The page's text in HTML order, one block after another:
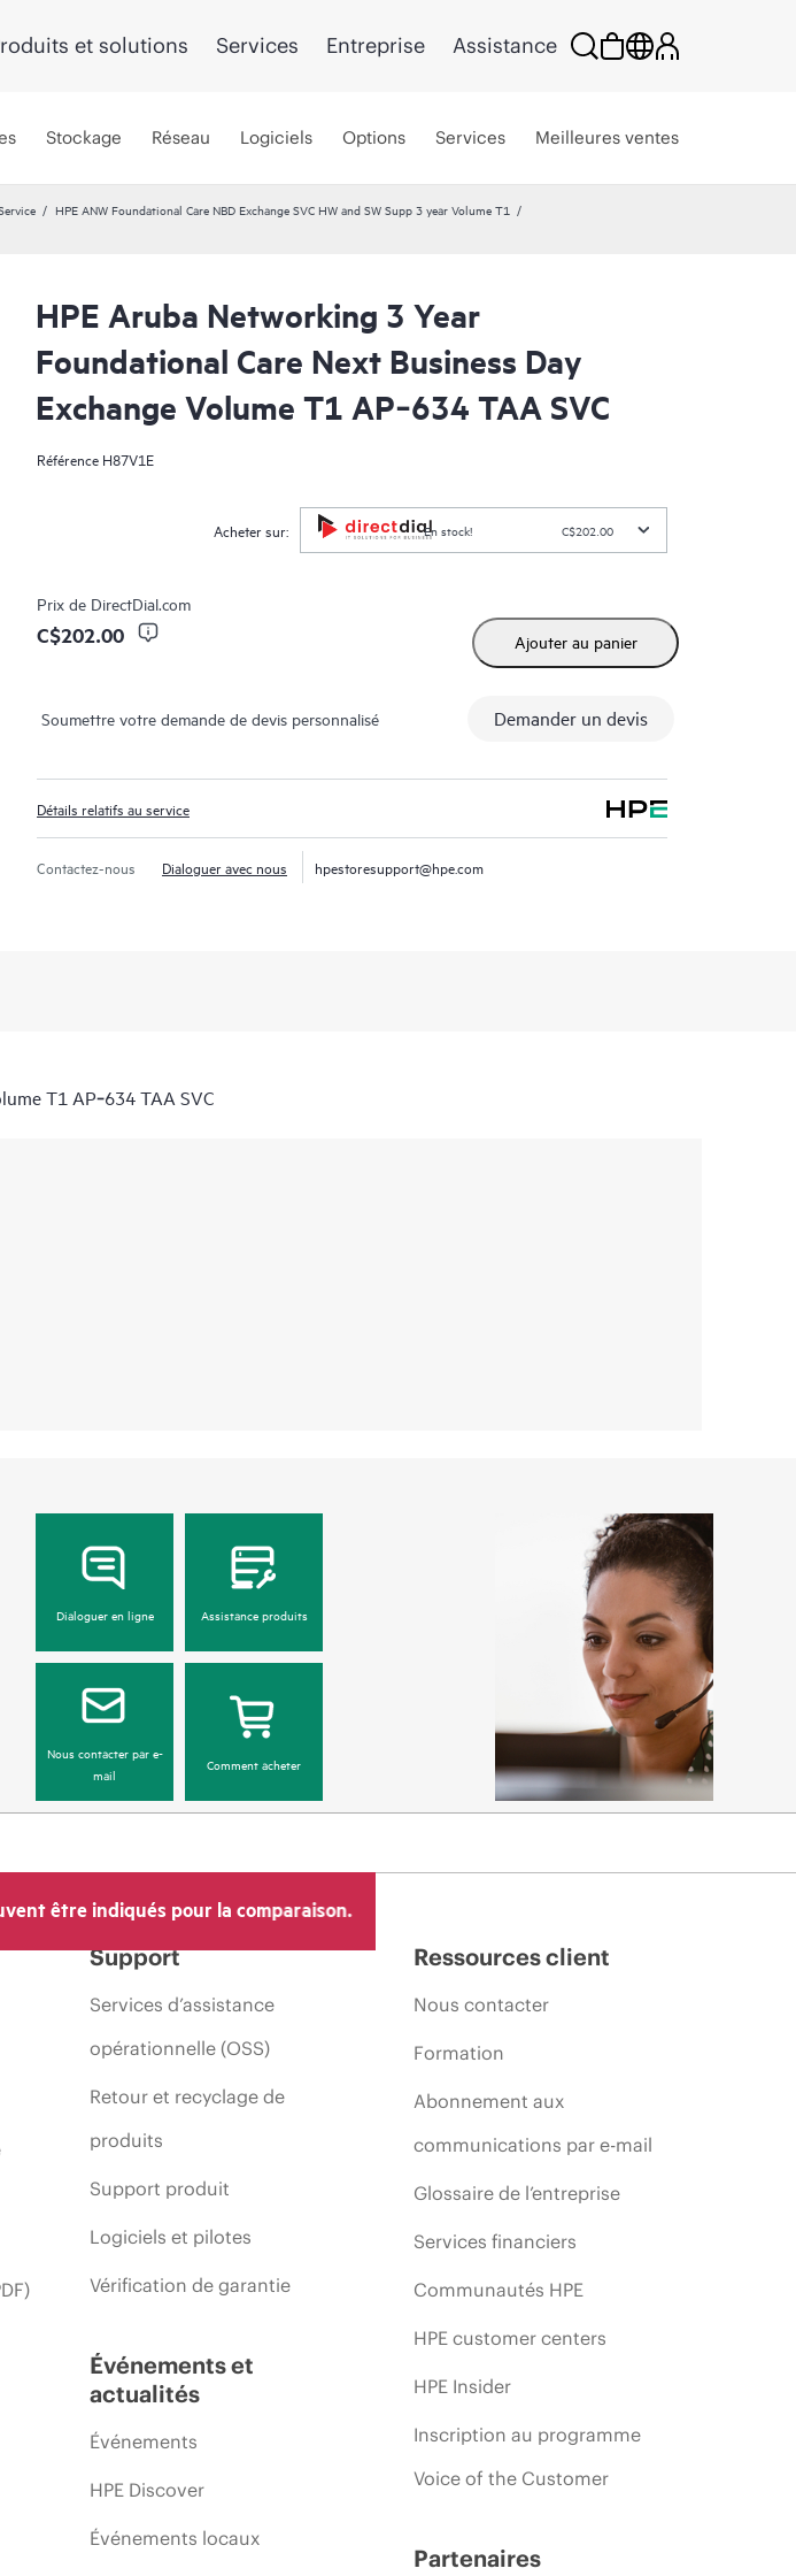
et solutions Services Entreprise Assistance
Stockage Réseau Logiciels Options Services Meilleures ventes
HPE ANW Foundational Care NBD Exchange SVC HW and SW Supp 3 year Volume T1
HPE Aruba Networking 3 Year
Foundational Care Next Business Day
Exchange Volume T1 AP‑634 TAA SVC
Référence H87V1E
Acheter sur: En stock! C$202.00
Prix de DirectDial.com
C$202.00 Ajouter au panier
Soumettre votre demande de devis personnalisé Demander un devis
Détails relatifs au service
Contactez-nous Dialoguer avec nous hpestoresupport@hpe.com
T1 AP‑634 TAA SVC
Dialoguer en ligne Assistance produits
Nous contacter par e-
mail
Comment acheter
être indiqués pour la comparaison.
Support
Services d’assistance
opérationnelle (OSS)
Retour et recyclage de
produits
Support produit
Logiciels et pilotes
Vérification de garantie
Événements et
actualités
Événements
HPE Discover
Événements locaux
Ressources client
Nous contacter
Formation
Abonnement aux
communications par e-mail
Glossaire de l’entreprise
Services financiers
Communautés HPE
HPE customer centers
HPE Insider
Inscription au programme
Voice of the Customer
Partenaires